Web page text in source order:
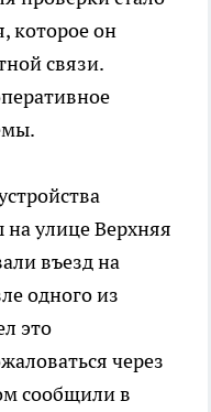
которое он
связи.
улице Верхняя
въезд на
одного из
это
через
сообщили в